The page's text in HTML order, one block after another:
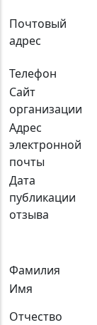
Почтовый
адрес
Телефон
Сайт
организации
Адрес
электронной
почты
Дата
публикации
отзыва
Фамилия
Имя
Отчество